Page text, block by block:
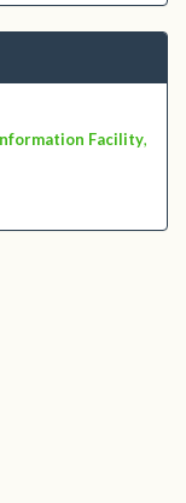
Facility,